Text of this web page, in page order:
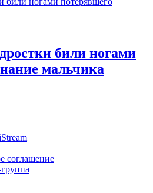
били ногами
мальчика
соглашение